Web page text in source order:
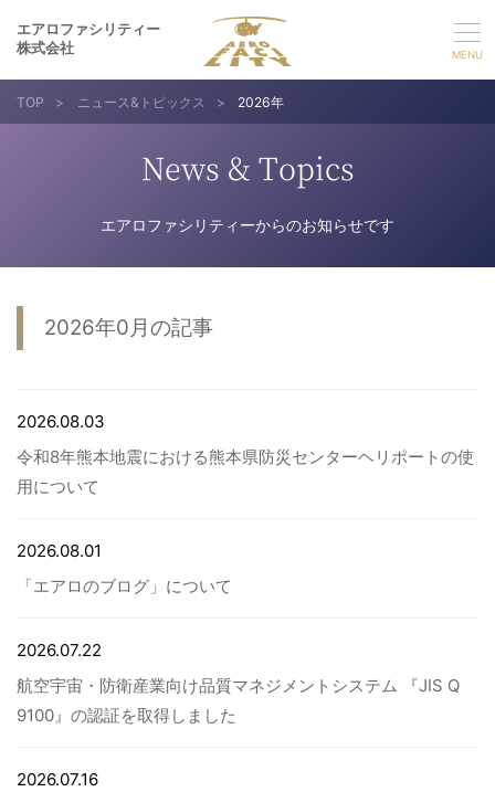
エアロファシリティー
株式会社
選ばれる理由
お問い合わせ
病院関係者の方
設計及び建築関係者の方
TOP > ニュース&トピックス > 2026年
News & Topics
エアロファシリティーからのお知らせです
2026年0月の記事
2026.08.03
令和8年熊本地震における熊本県防災センターヘリポートの使
用について
2026.08.01
「エアロのブログ」について
2026.07.22
航空宇宙・防衛産業向け品質マネジメントシステム 『JIS Q
9100』の認証を取得しました
2026.07.16